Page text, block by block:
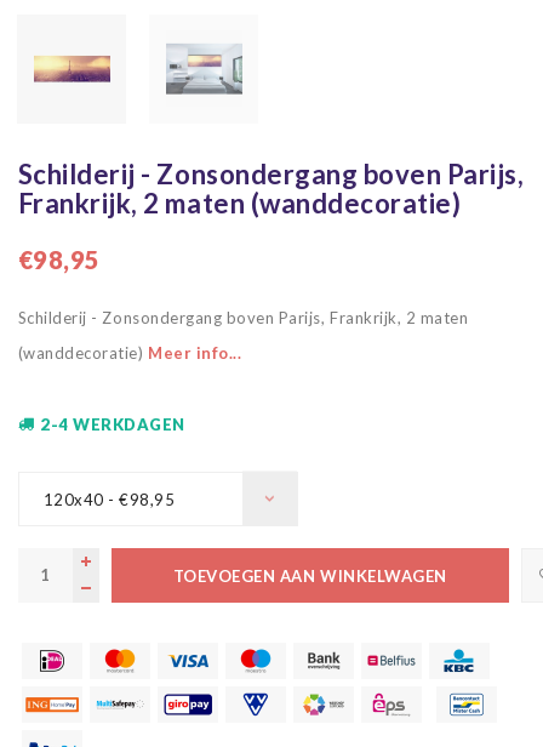
Schilderij - Zonsondergang boven Parijs,
Frankrijk, 2 maten (wanddecoratie)
€98,95
Schilderij - Zonsondergang boven Parijs, Frankrijk, 2 maten
(wanddecoratie) Meer info...
2-4 WERKDAGEN
120x40 - €98,95
TOEVOEGEN AAN WINKELWAGEN